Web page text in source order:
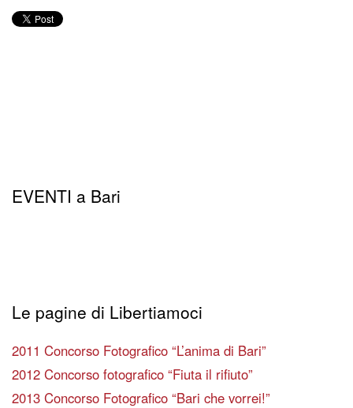
EVENTI a Bari
Le pagine di Libertiamoci
2011 Concorso Fotografico “L’anima di Bari”
2012 Concorso fotografico “Fiuta il rifiuto”
2013 Concorso Fotografico “Bari che vorrei!”